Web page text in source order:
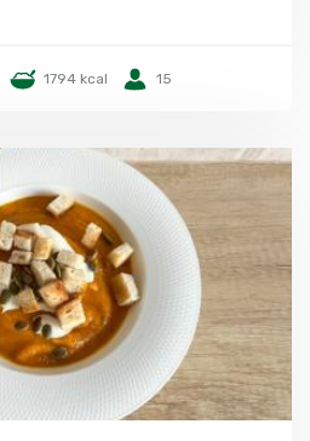
1794 kcal 15